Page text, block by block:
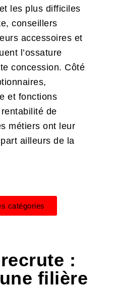
les plus difficiles
conseillers
accessoires et
l’ossature
concession. Côté
et fonctions
de
métiers ont leur
ailleurs de la
catégories
:
filière